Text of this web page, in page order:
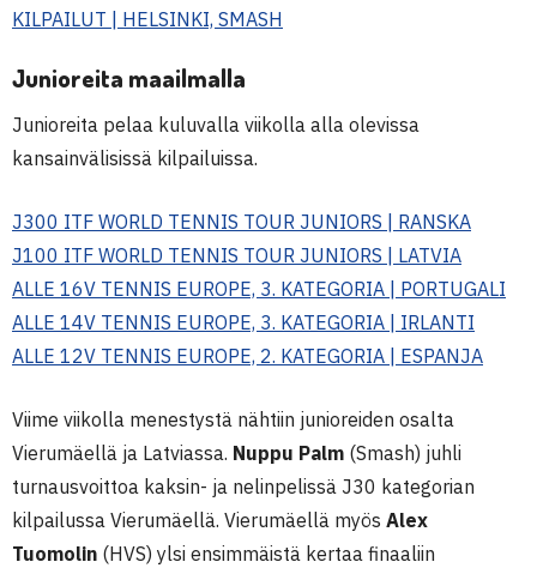
KILPAILUT | HELSINKI, SMASH
Junioreita maailmalla
Junioreita pelaa kuluvalla viikolla alla olevissa
kansainvälisissä kilpailuissa.
J300 ITF WORLD TENNIS TOUR JUNIORS | RANSKA
J100 ITF WORLD TENNIS TOUR JUNIORS | LATVIA
ALLE 16V TENNIS EUROPE, 3. KATEGORIA | PORTUGALI
ALLE 14V TENNIS EUROPE, 3. KATEGORIA | IRLANTI
ALLE 12V TENNIS EUROPE, 2. KATEGORIA | ESPANJA
Viime viikolla menestystä nähtiin junioreiden osalta
Vierumäellä ja Latviassa. Nuppu Palm (Smash) juhli
turnausvoittoa kaksin- ja nelinpelissä J30 kategorian
kilpailussa Vierumäellä. Vierumäellä myös Alex
Tuomolin (HVS) ylsi ensimmäistä kertaa finaaliin